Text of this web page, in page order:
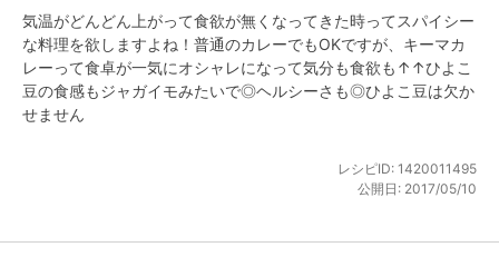
気温がどんどん上がって食欲が無くなってきた時ってスパイシー
な料理を欲しますよね！普通のカレーでもOKですが、キーマカ
レーって食卓が一気にオシャレになって気分も食欲も↑↑ひよこ
豆の食感もジャガイモみたいで◎ヘルシーさも◎ひよこ豆は欠か
せません
レシピID: 1420011495
公開日: 2017/05/10